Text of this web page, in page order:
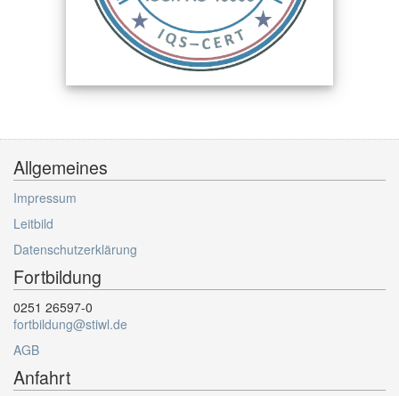
Allgemeines
Impressum
Leitbild
Datenschutzerklärung
Fortbildung
0251 26597-0
fortbildung@stiwl.de
AGB
Anfahrt